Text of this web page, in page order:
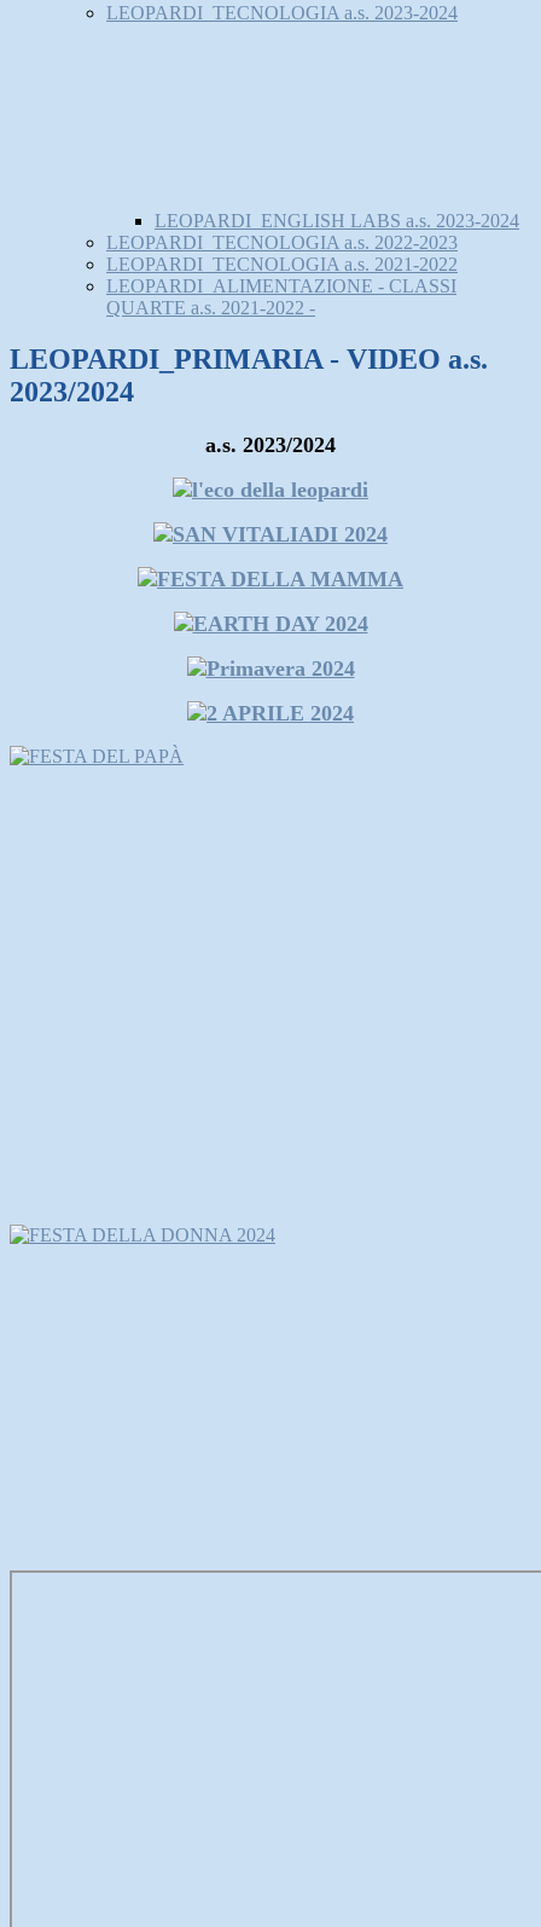
LEOPARDI_TECNOLOGIA a.s. 2023-2024
LEOPARDI_ENGLISH LABS a.s. 2023-2024
LEOPARDI_TECNOLOGIA a.s. 2022-2023
LEOPARDI_TECNOLOGIA a.s. 2021-2022
LEOPARDI_ALIMENTAZIONE - CLASSI
QUARTE a.s. 2021-2022 -
LEOPARDI_PRIMARIA - VIDEO a.s.
2023/2024
a.s. 2023/2024